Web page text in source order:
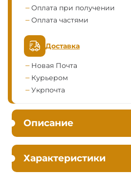
Оплата при получении
Оплата частями
Доставка
Новая Почта
Курьером
Укрпочта
Описание
Характеристики